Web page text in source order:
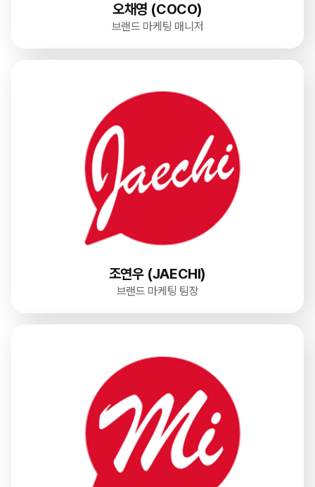
오채영 (COCO)
브랜드 마케팅 매니저
조연우 (JAECHI)
브랜드 마케팅 팀장